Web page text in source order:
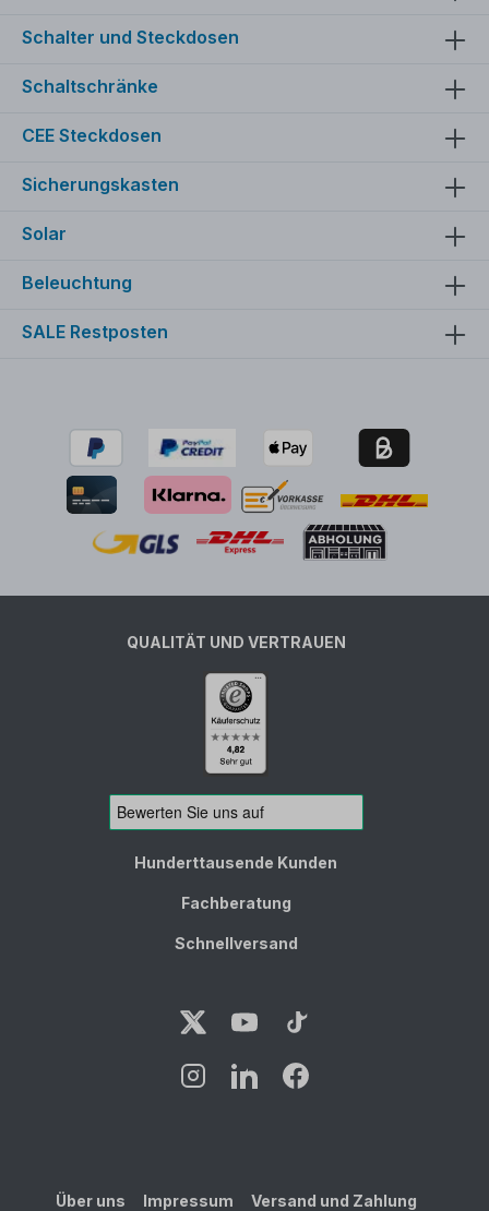
Schalter und Steckdosen
Schaltschränke
CEE Steckdosen
Sicherungskasten
Solar
Beleuchtung
SALE Restposten
QUALITÄT UND VERTRAUEN
Hunderttausende Kunden
Fachberatung
Schnellversand
Über uns Impressum Versand und Zahlung